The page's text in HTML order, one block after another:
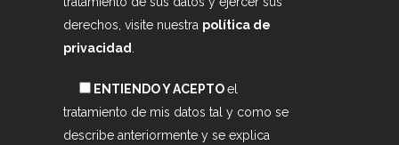
derechos, visite nuestra política de
privacidad
ENTIENDO Y ACEPTOel
tratamiento de mis datos tal y como se
describe anteriormente y se explica